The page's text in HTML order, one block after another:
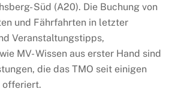
Süd (A20). Die Buchung von
und Fährfahrten in letzter
Veranstaltungstipps,
MV- Wissen aus erster Hand sind
die das TMO seit einigen
offeriert.